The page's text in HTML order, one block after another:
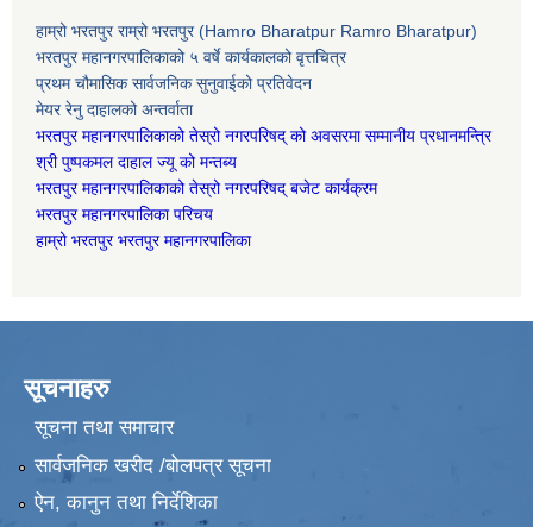
हाम्रो भरतपुर राम्रो भरतपुर (Hamro Bharatpur Ramro Bharatpur)
भरतपुर महानगरपालिकाको ५ वर्षे कार्यकालको वृत्तचित्र
प्रथम चौमासिक सार्वजनिक सुनुवाईको प्रतिवेदन
मेयर रेनु दाहालको अन्तर्वाता
भरतपुर महानगरपालिकाको तेस्रो नगरपरिषद् को अवसरमा सम्मानीय प्रधानमन्त्रि
श्री पुष्पकमल दाहाल ज्यू को मन्तब्य
भरतपुर महानगरपालिकाको तेस्रो नगरपरिषद् बजेट कार्यक्रम
भरतपुर महानगरपालिका परिचय
हाम्रो भरतपुर भरतपुर महानगरपालिका
सूचनाहरु
सूचना तथा समाचार
सार्वजनिक खरीद /बोलपत्र सूचना
ऐन, कानुन तथा निर्देशिका